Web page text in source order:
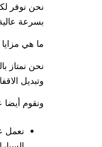
نحن نوفر
بسرعة
ما هي
نحن نمتاز
وتبديل
ونقوم أيضا
نعمل